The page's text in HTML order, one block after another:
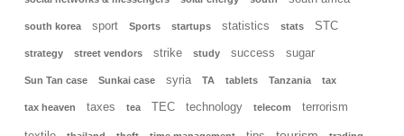
south korea sport Sports startups statistics stats STC
strategy street vendors strike study success sugar
Sun Tan case Sunkai case syria TA tablets Tanzania tax
tax heaven taxes tea TEC technology telecom terrorism